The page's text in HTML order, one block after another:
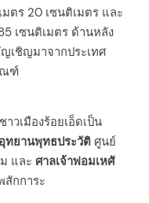
ตร 20 เซนติเมตร และ
เซนติเมตร ด้านหลัง
เชิญมาจากประเทศ
ณฑ์
วเมืองร้อยเอ็ดเป็น
อุทยานพุทธประวัติ ศูนย์
และ ศาลเจ้าพ่อมเหศั
สักการะ